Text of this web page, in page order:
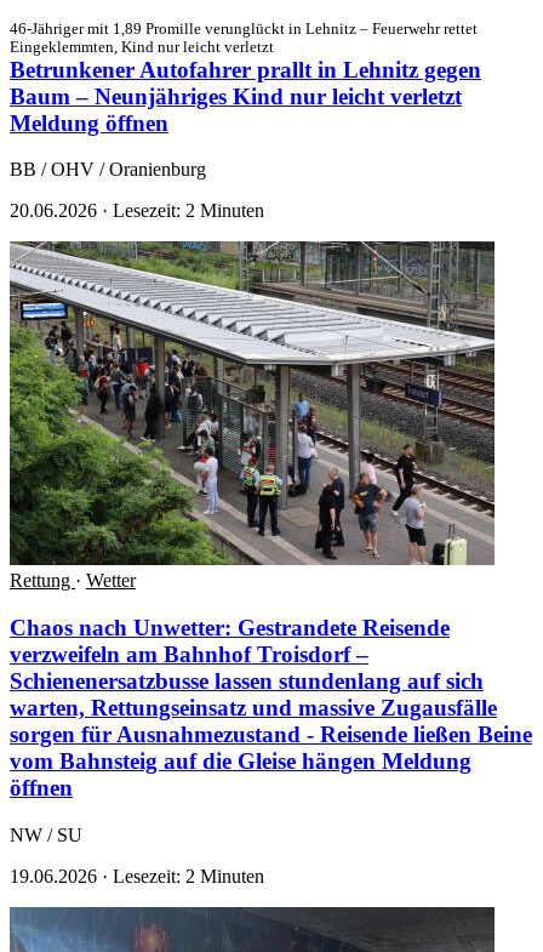
46-Jähriger mit 1,89 Promille verunglückt in Lehnitz – Feuerwehr rettet
Eingeklemmten, Kind nur leicht verletzt
Betrunkener Autofahrer prallt in Lehnitz gegen
Baum – Neunjähriges Kind nur leicht verletzt
Meldung öffnen
BB / OHV / Oranienburg
20.06.2026 · Lesezeit: 2 Minuten
Rettung · Wetter
Chaos nach Unwetter: Gestrandete Reisende
verzweifeln am Bahnhof Troisdorf –
Schienenersatzbusse lassen stundenlang auf sich
warten, Rettungseinsatz und massive Zugausfälle
sorgen für Ausnahmezustand - Reisende ließen Beine
vom Bahnsteig auf die Gleise hängen Meldung
öffnen
NW / SU
19.06.2026 · Lesezeit: 2 Minuten